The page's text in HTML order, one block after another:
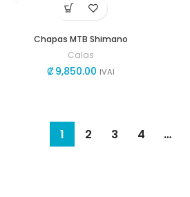
Chapas MTB Shimano
Calas
₡9,850.00 IVAI
1 2 3 4 …